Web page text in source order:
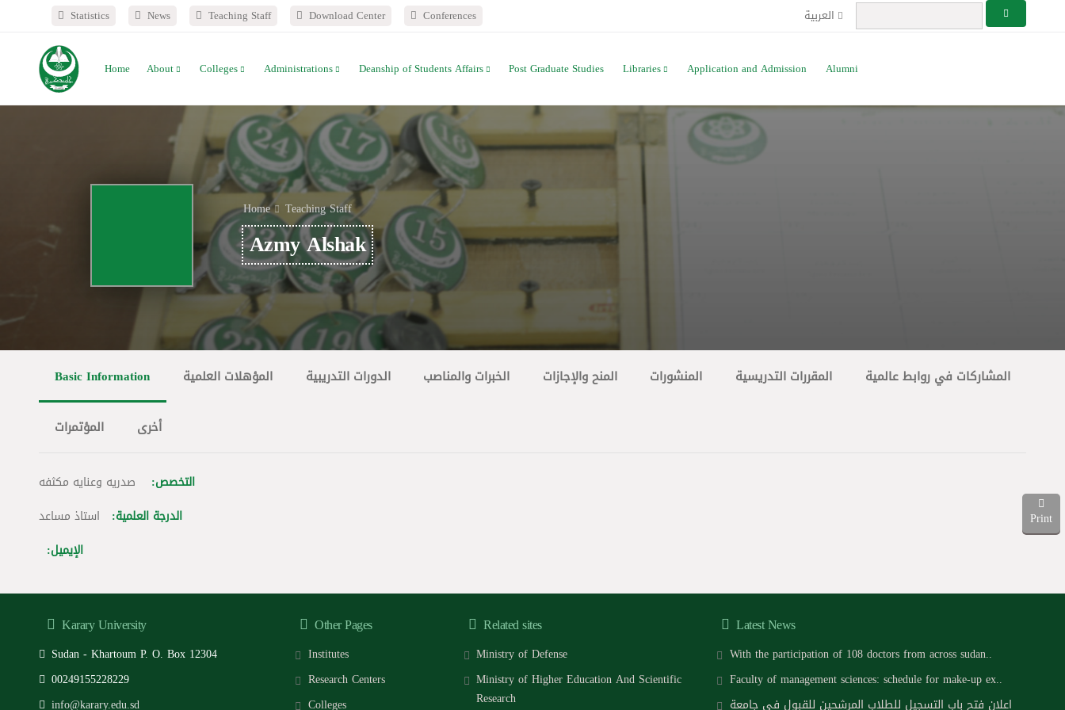
Statistics News Teaching Staff Download Center Conferences العربية
Home About Colleges Administrations Deanship of Students Affairs Post Graduate Studies Libraries Application and Admission Alumni
Print
Home Teaching Staff
Azmy Alshak
Basic Information المؤهلات العلمية الدورات التدريبية الخبرات والمناصب المنح والإجازات المنشورات المقررات التدريسية المشاركات في روابط عالمية
المؤتمرات أخرى
التخصص:
صدريه وعنايه مكثفه
الدرجة العلمية:
استاذ مساعد
الإيميل:
Karary University
Sudan - Khartoum P. O. Box 12304
00249155228229
info@karary.edu.sd
Other Pages
Institutes
Research Centers
Colleges
Related sites
Ministry of Defense
Ministry of Higher Education And Scientific
Research
Latest News
With the participation of 108 doctors from across sudan..
Faculty of management sciences: schedule for make-up ex..
اعلان فتح باب التسجيل للطلاب المرشحين للقبول في جامعة